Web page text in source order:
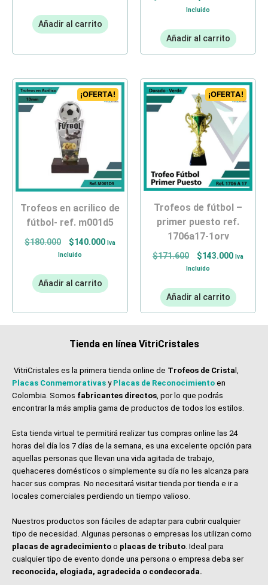
Añadir al carrito
Incluido
Añadir al carrito
¡OFERTA!
trofeos en acrilico de
fútbol- ref. m001d5
$180.000 $140.000 Iva
Incluido
Añadir al carrito
¡OFERTA!
trofeos de fútbol –
primer puesto ref.
1706a17-1orv
$171.600 $143.000 Iva
Incluido
Añadir al carrito
Tienda en línea VitriCristales
VitriCristales es la primera tienda online de Trofeos de Crista l,
Placas Conmemorativas y Placas de Reconocimiento en
Colombia. Somos fabricantes directos, por lo que podrás
encontrar la más amplia gama de productos de todos los estilos.
Esta tienda virtual te permitirá realizar tus compras online las 24
horas del día los 7 días de la semana, es una excelente opción para
aquellas personas que llevan una vida agitada de trabajo,
quehaceres domésticos o simplemente su día no les alcanza para
hacer sus compras. No necesitará visitar tienda por tienda e ir a
locales comerciales perdiendo un tiempo valioso.
Nuestros productos son fáciles de adaptar para cubrir cualquier
tipo de necesidad. Algunas personas o empresas los utilizan como
placas de agradecimiento o placas de tributo. Ideal para
cualquier tipo de evento donde una persona o empresa deba ser
reconocida, elogiada, agradecida o condecorada.